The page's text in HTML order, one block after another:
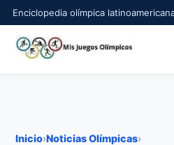
Enciclopedia olímpica
Inicio›Noticias Olímpicas›